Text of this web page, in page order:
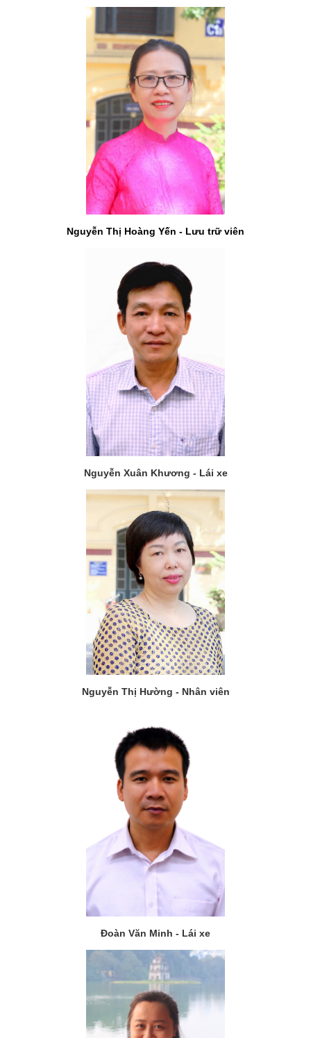
Nguyễn Thị Hoàng Yến - Lưu trữ viên
Nguyễn Xuân Khương - Lái xe
Nguyễn Thị Hường - Nhân viên
Đoàn Văn Minh - Lái xe